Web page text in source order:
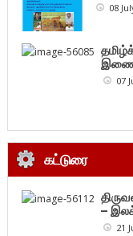
08
07
கட்டுரை
–
21